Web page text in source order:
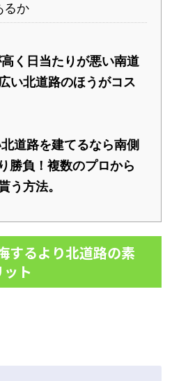
るか
く日当たりが悪い南道
い北道路のほうがコス
道路を建てるなら南側
勝負！複数のプロから
う方法。
するより北道路の素
ト